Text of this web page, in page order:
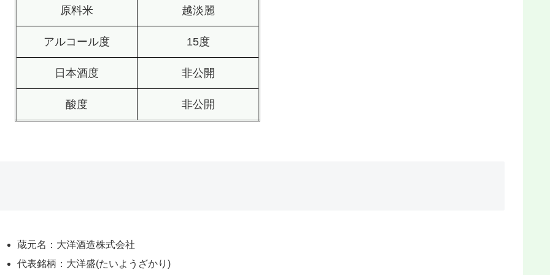
原料米 越淡麗
アルコール度 15度
日本酒度 非公開
酸度 非公開
蔵元名：大洋酒造株式会社
代表銘柄：大洋盛(たいようざかり)